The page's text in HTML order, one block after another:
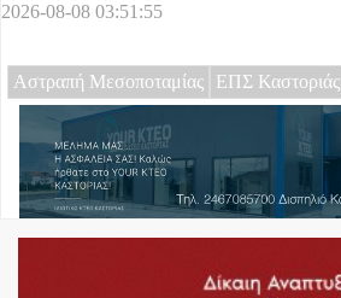
2026-08-08 03:51:55
Αστραπή Μεσοποταμίας ΕΠΣ Καστοριάς